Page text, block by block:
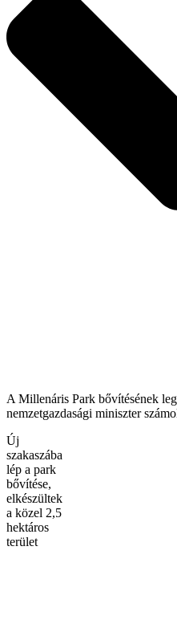
A Millenáris Park bővítésének
nemzetgazdasági miniszter
Új
szakaszába
lép a park
bővítése,
elkészültek
a közel 2,5
hektáros
terület